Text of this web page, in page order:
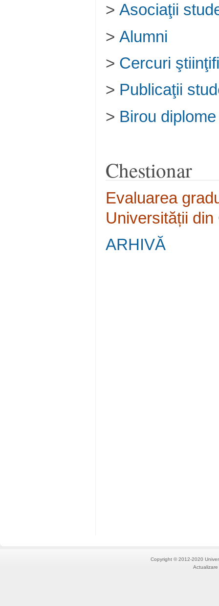
> Asociaţii
> Alumni
> Cercuri
> Publicaţii
> Birou diplome
Chestionar
Evaluarea
Universității din
ARHIVĂ
Copyright © 2012-2020